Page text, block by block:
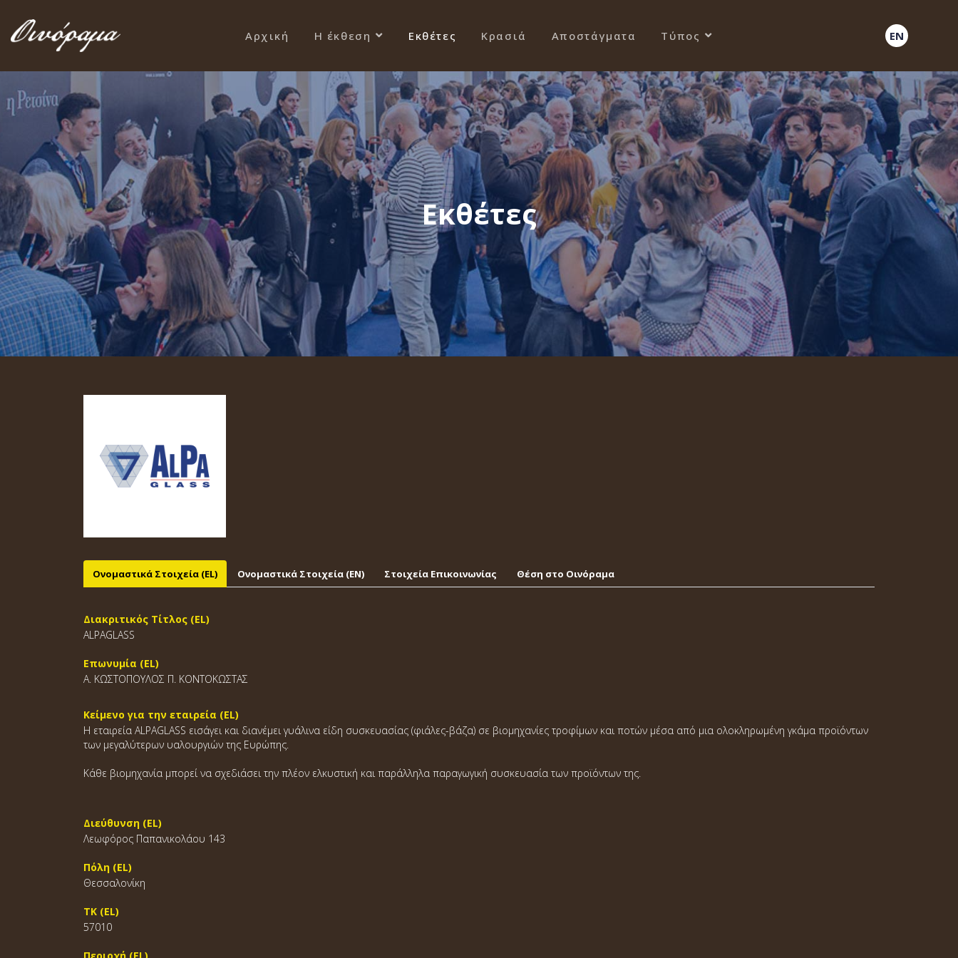
Αρχική Η έκθεση Εκθέτες Κρασιά Αποστάγματα Τύπος EN
Εκθέτες
Ονομαστικά Στοιχεία (EL) Ονομαστικά Στοιχεία (EΝ) Στοιχεία Επικοινωνίας Θέση στο Οινόραμα
Διακριτικός Τίτλος (EL)
ALPAGLASS
Επωνυμία (EL)
Α. ΚΩΣΤΟΠΟΥΛΟΣ Π. ΚΟΝΤΟΚΩΣΤΑΣ
Κείμενο για την εταιρεία (EL)
Η εταιρεία ALPAGLASS εισάγει και διανέμει γυάλινα είδη συσκευασίας (φιάλες-βάζα) σε βιομηχανίες τροφίμων και ποτών μέσα από μια ολοκληρωμένη γκάμα προϊόντων
των μεγαλύτερων υαλουργιών της Ευρώπης.
Κάθε βιομηχανία μπορεί να σχεδιάσει την πλέον ελκυστική και παράλληλα παραγωγική συσκευασία των προϊόντων της.
Διεύθυνση (EL)
Λεωφόρος Παπανικολάου 143
Πόλη (EL)
Θεσσαλονίκη
ΤΚ (EL)
57010